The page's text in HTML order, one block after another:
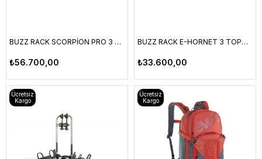
BUZZ RACK SCORPİON PRO 3 TOPUZ BAĞLANTILI ÇEKİ DEMİRİ BİSİKLET TAŞIYICI
₺56.700,00
BUZZ RACK E-HORNET 3 TOPUZ BAĞLANTILI ÇEKİ DEMİRİ BİSİKLET TAŞIYICI
₺33.600,00
Ücretsiz
Kargo
Ücretsiz
Kargo